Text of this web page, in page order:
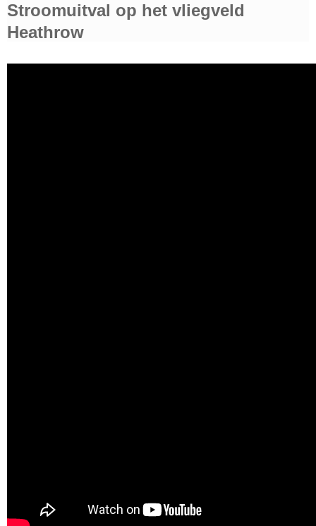
Stroomuitval op het vliegveld
Heathrow